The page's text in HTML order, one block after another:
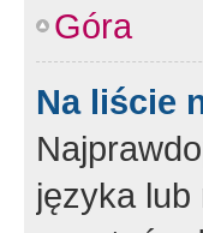
Góra
Na liście
języka lub